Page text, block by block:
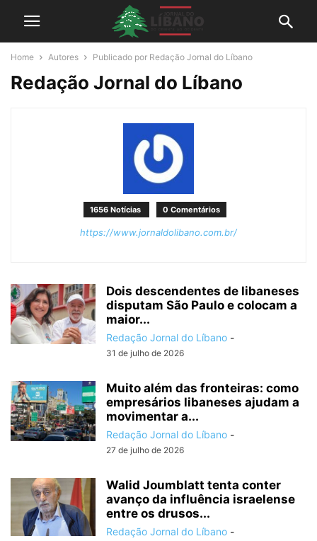
Home Autores Publicado por Redação Jornal do Líbano
Redação Jornal do Líbano
1656 Notícias 0 Comentários
https://www.jornaldolibano.com.br/
Dois descendentes de libaneses
disputam São Paulo e colocam a
maior...
Redação Jornal do Líbano -
31 de julho de 2026
Muito além das fronteiras: como
empresários libaneses ajudam a
movimentar a...
Redação Jornal do Líbano -
27 de julho de 2026
Walid Joumblatt tenta conter
avanço da influência israelense
entre os drusos...
Redação Jornal do Líbano -